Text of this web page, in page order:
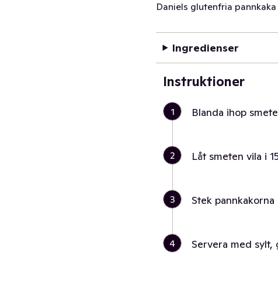
Daniels glutenfria pannkaka
Ingredienser
Instruktioner
1 Blanda ihop
2 Låt smeten vila i
3 Stek pannkakorna
4 Servera med sylt,